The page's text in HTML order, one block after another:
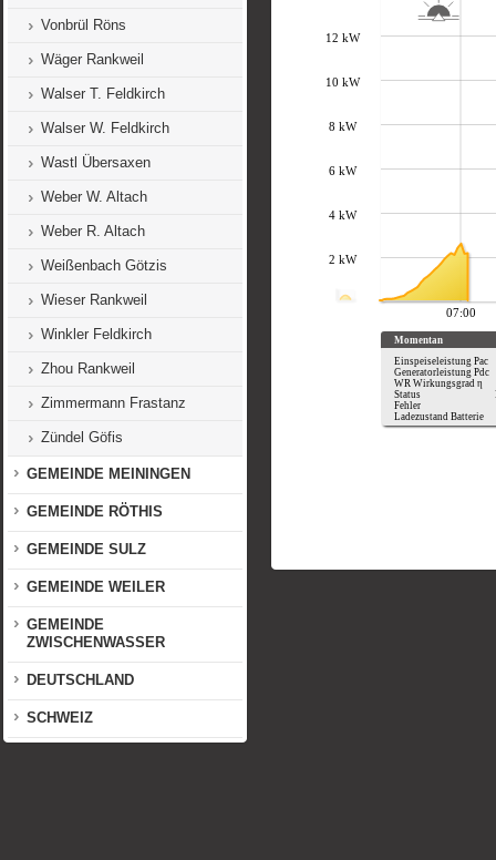
Vonbrül Röns
Wäger Rankweil
Walser T. Feldkirch
Walser W. Feldkirch
Wastl Übersaxen
Weber W. Altach
Weber R. Altach
Weißenbach Götzis
Wieser Rankweil
Winkler Feldkirch
Zhou Rankweil
Zimmermann Frastanz
Zündel Göfis
GEMEINDE MEININGEN
GEMEINDE RÖTHIS
GEMEINDE SULZ
GEMEINDE WEILER
GEMEINDE
ZWISCHENWASSER
DEUTSCHLAND
SCHWEIZ